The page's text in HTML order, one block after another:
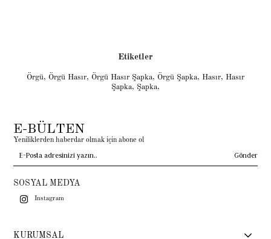
Etiketler
Örgü, Örgü Hasır, Örgü Hasır Şapka, Örgü Şapka, Hasır, Hasır
Şapka, Şapka,
E-BÜLTEN
Yeniliklerden haberdar olmak için abone ol
Gönder
SOSYAL MEDYA
Instagram
KURUMSAL